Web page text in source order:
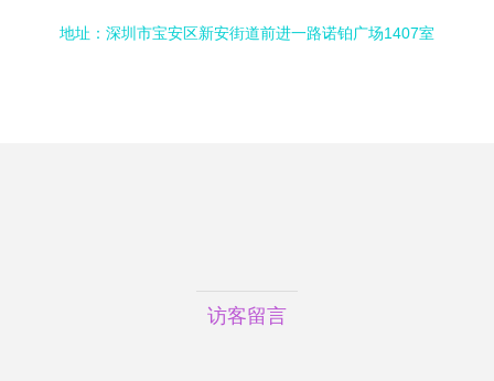
地址：深圳市宝安区新安街道前进一路诺铂广场1407室
访客留言